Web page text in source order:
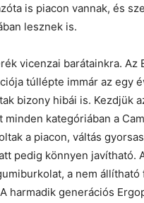
is piacon vannak, és
lesznek is.
vicenzai barátainkra. Az
túllépte immár az egy
bizony hibái is. Kezdjük
kategóriában a
a piacon, váltás
pedig könnyen javítható.
a nem állítható
harmadik generációs